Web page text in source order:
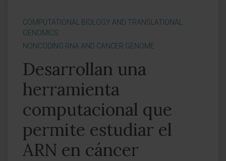
COMPUTATIONAL BIOLOGY AND TRANSLATIONAL
GENOMICS
NONCODING RNA AND CANCER GENOME
Desarrollan una
herramienta
computacional que
permite estudiar el
ARN en cáncer